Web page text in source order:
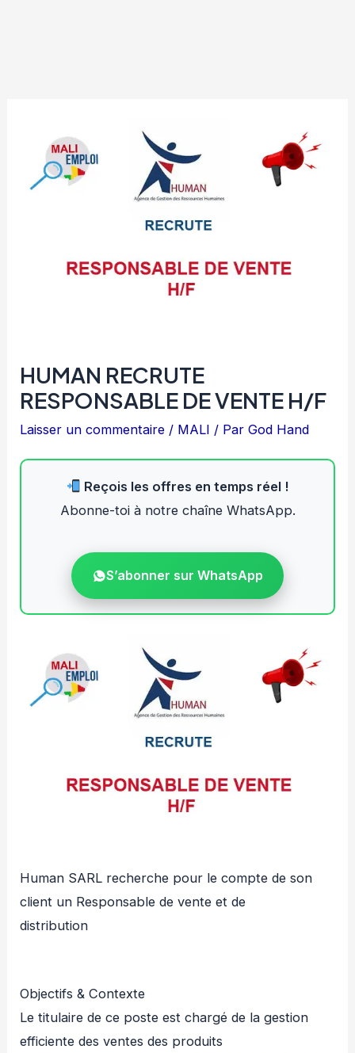
HUMAN RECRUTE
RESPONSABLE DE VENTE H/F
Laisser un commentaire / MALI / ParGod Hand
Reçois les offres en temps réel !
Abonne-toi à notre chaîne WhatsApp.
S’abonner sur WhatsApp
Human SARL recherche pour le compte de son
client un Responsable de vente et de
distribution
Objectifs & Contexte
Le titulaire de ce poste est chargé de la gestion
efficiente des ventes des produits